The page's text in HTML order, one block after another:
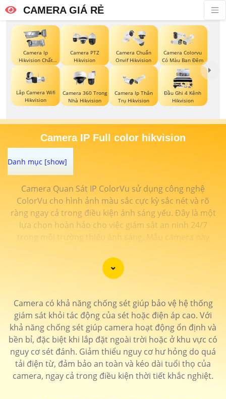
CAMERA GIÁ RẺ
Camera Ip
Hikvision Chất
Lượng
Camera PTZ
Hikvision
Camera Chuẩn
Onvif Hikvision
Camera Colorvu
Có Màu Ban Đêm
Lắp Camera Wifi
Hikvision
Camera 360 Trong
Nhà Hikvision
Camera Ip Thân
Trụ Hikvision
Đầu Ghi 4 Kênh
Hikvision
Camera IP Full color hikvision
Camera Quan Sát IP ColorVu sử dụng công nghệ
ColorVu cho hình ảnh màu sắc cực kỳ sắc nét và rõ
ràng ngay cả trong điều kiện ánh sáng yếu. Đây là một
lựa chọn hoàn hảo cho việc giám sát an ninh 24/7
trong môi trường thiếu ánh sáng. Mẫu camera này
với nhiều không gian như văn phòng, cửa hàng, gia
đình, hay nhà kho. Camera Quan Sát IP ColorVu cung
internet, giúp bạn dễ dàng theo dõi mọi hoạt động mọi
lúc mọi nơi thông qua ứng dụng di động.
Camera có khả năng chống sét giúp bảo vệ hệ thống
giám sát khỏi tác động của sét hoặc điện áp cao. Với
khả năng chống sét giúp camera hoạt động ổn định và
bền bỉ, đặc biệt khi lắp đặt ngoài trời hoặc ở khu vực có
nguy cơ sét đánh. Giảm thiểu nguy cơ hư hỏng do quá
tải điện từ, đảm bảo an toàn và kéo dài tuổi thọ của
camera, ngay cả trong điều kiện thời tiết khắc nghiệt.